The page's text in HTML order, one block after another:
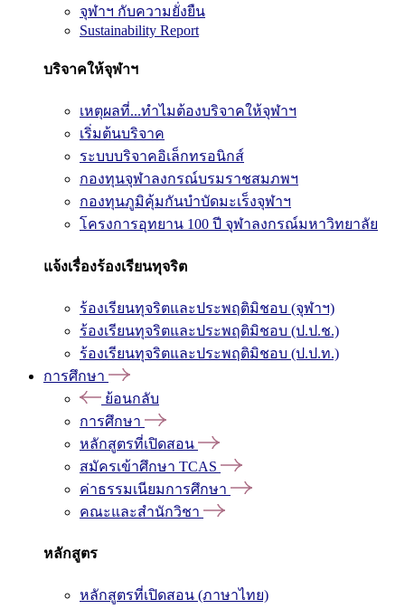
จุฬาฯ กับความยั่งยืน
Sustainability Report
บริจาคให้จุฬาฯ
เหตุผลที่...ทำไมต้องบริจาคให้จุฬาฯ
เริ่มต้นบริจาค
ระบบบริจาคอิเล็กทรอนิกส์
กองทุนจุฬาลงกรณ์บรมราชสมภพฯ
กองทุนภูมิคุ้มกันบำบัดมะเร็งจุฬาฯ
โครงการอุทยาน 100 ปี จุฬาลงกรณ์มหาวิทยาลัย
แจ้งเรื่องร้องเรียนทุจริต
ร้องเรียนทุจริตและประพฤติมิชอบ (จุฬาฯ)
ร้องเรียนทุจริตและประพฤติมิชอบ (ป.ป.ช.)
ร้องเรียนทุจริตและประพฤติมิชอบ (ป.ป.ท.)
การศึกษา
ย้อนกลับ
การศึกษา
หลักสูตรที่เปิดสอน
สมัครเข้าศึกษา TCAS
ค่าธรรมเนียมการศึกษา
คณะและสำนักวิชา
หลักสูตร
หลักสูตรที่เปิดสอน (ภาษาไทย)